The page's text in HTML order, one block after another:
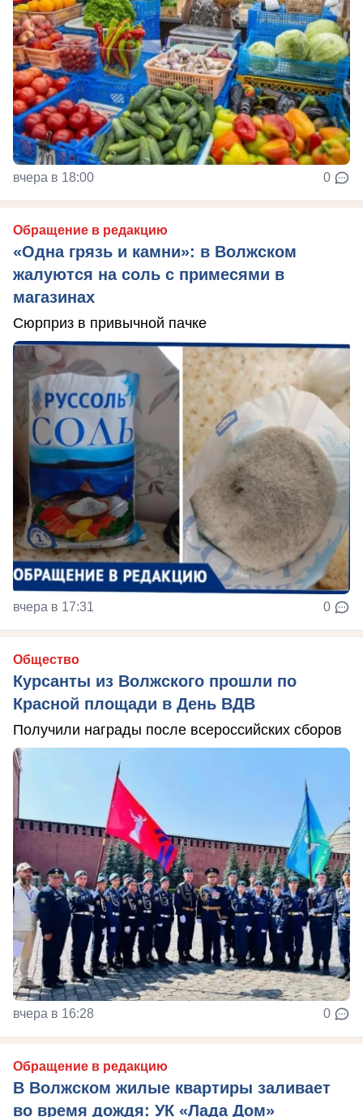
вчера в 18:00 0
Обращение в редакцию
«Одна грязь и камни»: в Волжском
жалуются на соль с примесями в
магазинах
Сюрприз в привычной пачке
вчера в 17:31 0
Общество
Курсанты из Волжского прошли по
Красной площади в День ВДВ
Получили награды после всероссийских сборов
вчера в 16:28 0
Обращение в редакцию
В Волжском жилые квартиры заливает
во время дождя: УК «Лада Дом»